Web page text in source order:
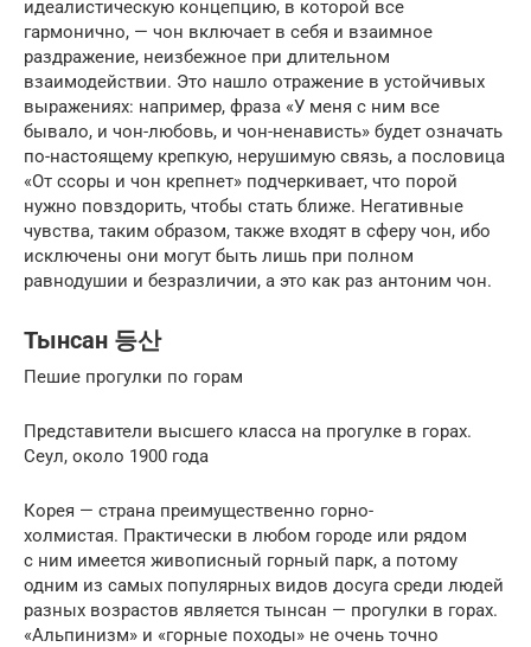
идеалистическую концепцию, в которой все
гармонично, — чон включает в себя и взаимное
раздражение, неизбежное при длительном
взаимодействии. Это нашло отражение в устой­чивых
выражениях: например, фраза «У меня с ним все
бывало, и чон-любовь, и чон-ненависть» будет означать
по-настоящему крепкую, нерушимую связь, а пословица
«От ссоры и чон крепнет» подчеркивает, что порой
нужно повздо­рить, чтобы стать ближе. Негативные
чувства, таким образом, также входят в сферу чон, ибо
исключены они могут быть лишь при полном
равнодушии и безразличии, а это как раз антоним чон.
Тынсан 등산
Пешие прогулки по горам
Представители высшего класса на прогулке в горах.
Сеул, около 1900 года
Корея — страна преимущественно горно-
холмистая. Практически в любом городе или рядом
с ним имеется живописный горный парк, а потому
одним из самых популярных видов досуга среди людей
разных возрастов является тынсан — прогулки в горах.
«Альпинизм» и «горные походы» не очень точно